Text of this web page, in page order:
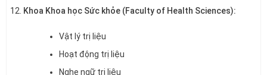
Khoa Khoa học Sức khỏe (Faculty of Health Sciences):
Vật lý trị liệu
Hoạt động trị liệu
Nghe ngữ trị liệu